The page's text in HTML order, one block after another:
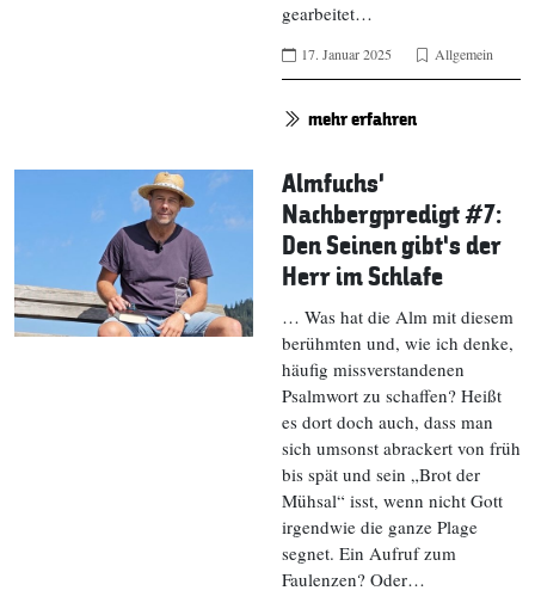
gearbeitet…
17. Januar 2025 Allgemein
mehr erfahren
Almfuchs‘
Nachbergpredigt #7:
Den Seinen gibt’s der
Herr im Schlafe
… Was hat die Alm mit diesem
berühmten und, wie ich denke,
häufig missverstandenen
Psalmwort zu schaffen? Heißt
es dort doch auch, dass man
sich umsonst abrackert von früh
bis spät und sein „Brot der
Mühsal“ isst, wenn nicht Gott
irgendwie die ganze Plage
segnet. Ein Aufruf zum
Faulenzen? Oder…